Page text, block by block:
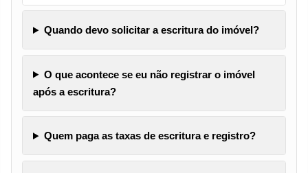
Quando devo solicitar a escritura do imóvel?
O que acontece se eu não registrar o imóvel
após a escritura?
Quem paga as taxas de escritura e registro?